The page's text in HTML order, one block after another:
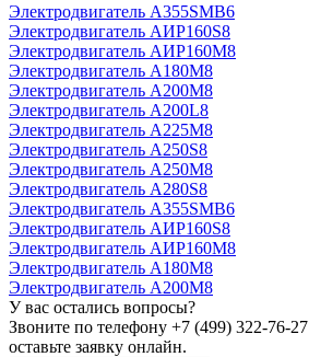
Электродвигатель А355SМВ6
Электродвигатель АИР160S8
Электродвигатель АИР160М8
Электродвигатель А180М8
Электродвигатель А200М8
Электродвигатель А200L8
Электродвигатель А225М8
Электродвигатель А250S8
Электродвигатель А250М8
Электродвигатель А280S8
Электродвигатель А355SМВ6
Электродвигатель АИР160S8
Электродвигатель АИР160М8
Электродвигатель А180М8
Электродвигатель А200М8
У вас остались вопросы?
Звоните по телефону +7 (499) 322-76-27
оставьте заявку онлайн.